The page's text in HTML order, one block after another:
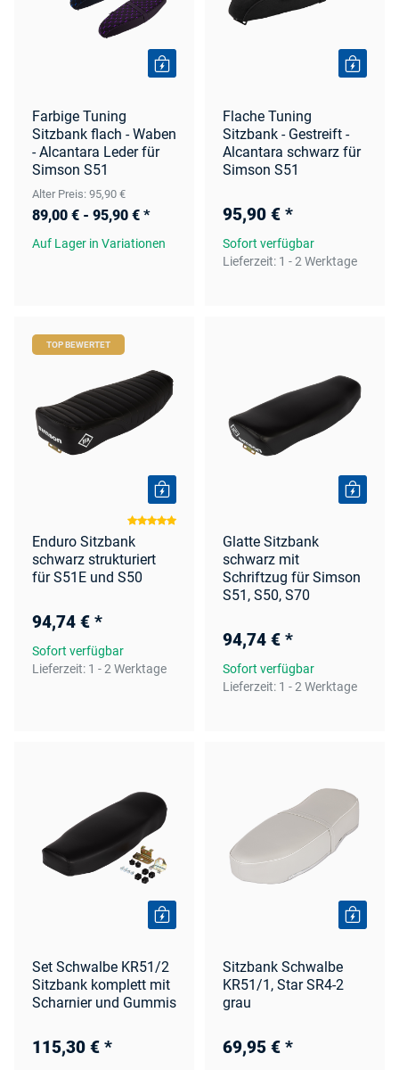
Farbige Tuning
Sitzbank flach - Waben
- Alcantara Leder für
Simson S51
Alter Preis: 95,90 €
89,00 € - 95,90 € *
Auf Lager in Variationen
Flache Tuning
Sitzbank - Gestreift -
Alcantara schwarz für
Simson S51
95,90 € *
Sofort verfügbar
Lieferzeit: 1 - 2 Werktage
TOP BEWERTET
Enduro Sitzbank
schwarz strukturiert
für S51E und S50
94,74 € *
Sofort verfügbar
Lieferzeit: 1 - 2 Werktage
Glatte Sitzbank
schwarz mit
Schriftzug für Simson
S51, S50, S70
94,74 € *
Sofort verfügbar
Lieferzeit: 1 - 2 Werktage
Set Schwalbe KR51/2
Sitzbank komplett mit
Scharnier und Gummis
115,30 € *
Sitzbank Schwalbe
KR51/1, Star SR4-2
grau
69,95 € *